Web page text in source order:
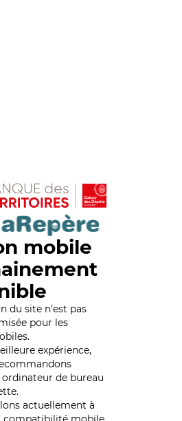
mobile
du site n’est pas
pour les
expérience,
de bureau
actuellement à